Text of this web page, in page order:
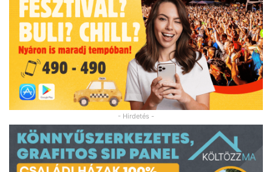
- Hirdetés -